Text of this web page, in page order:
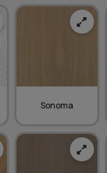
Sonoma